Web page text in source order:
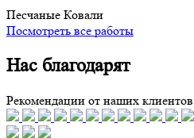
Песчаные Ковали
Посмотреть все работы
Нас благодарят
Рекомендации от наших клиентов